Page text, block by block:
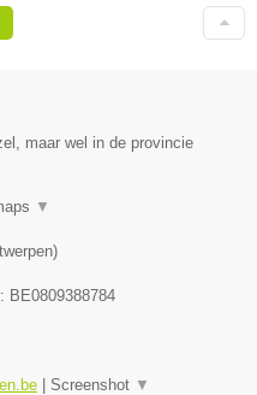
maar wel in de provincie
▼
)
BE0809388784
| Screenshot ▼